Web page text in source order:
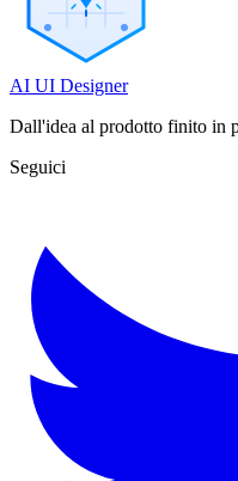
AI UI Designer
Dall'idea al prodotto finito in
Seguici